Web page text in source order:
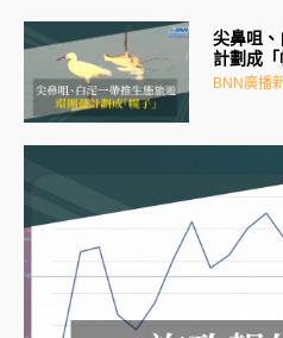
尖鼻咀
計劃成「
BNN廣播